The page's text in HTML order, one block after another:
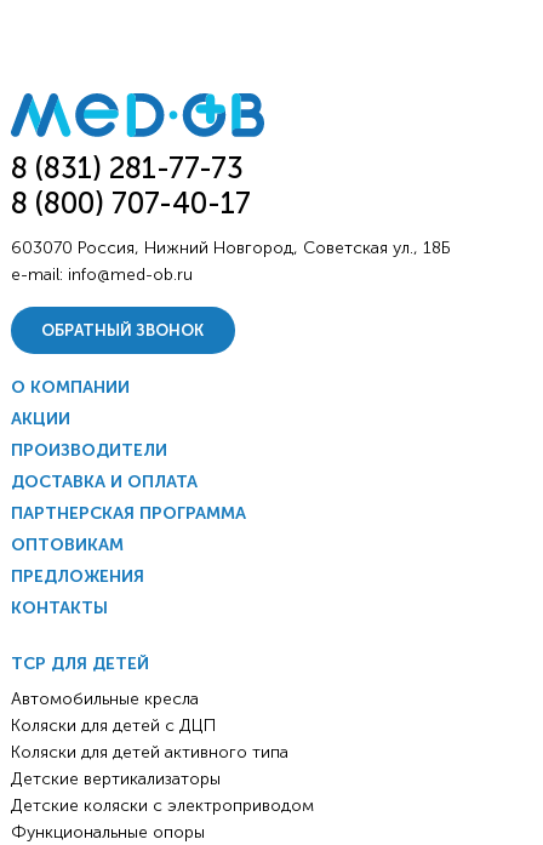
8 (831) 281-77-73
8 (800) 707-40-17
603070 Россия, Нижний Новгород, Советская ул., 18Б
e-mail: info@med-ob.ru
ОБРАТНЫЙ ЗВОНОК
О КОМПАНИИ
АКЦИИ
ПРОИЗВОДИТЕЛИ
ДОСТАВКА И ОПЛАТА
ПАРТНЕРСКАЯ ПРОГРАММА
ОПТОВИКАМ
ПРЕДЛОЖЕНИЯ
КОНТАКТЫ
ТСР ДЛЯ ДЕТЕЙ
Автомобильные кресла
Коляски для детей с ДЦП
Коляски для детей активного типа
Детские вертикализаторы
Детские коляски с электроприводом
Функциональные опоры